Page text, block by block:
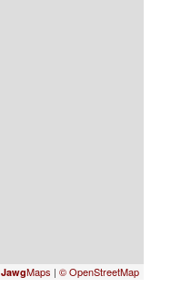
JawgMaps | © OpenStreetMap